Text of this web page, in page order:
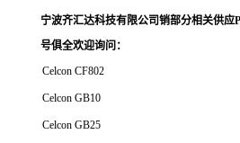
宁波齐汇达科技有限公司销部分相关供应
号俱全欢迎询问 ：
Celcon CF802
Celcon GB10
Celcon GB25